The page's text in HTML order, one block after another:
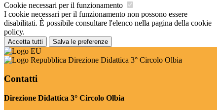
Cookie necessari per il funzionamento
I cookie necessari per il funzionamento non possono essere
disabilitati. È possibile consultare l'elenco nella pagina della cookie
policy.
Accetta tutti Salva le preferenze
Direzione Didattica 3° Circolo Olbia
Contatti
Direzione Didattica 3° Circolo Olbia